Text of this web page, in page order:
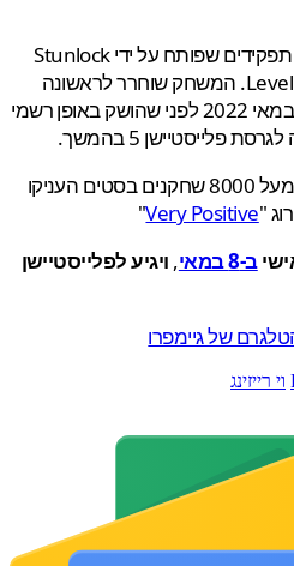
V Rising הוא משחק הישרדות תפקידים שפותח על ידי Stunlock
Studios ומופץ על ידי Level Infinite. המשחק שוחרר לראשונה
בגישה מוקדמת עבור המחשב במאי 2022 לפני שהושק באופן רשמי
5 בהמשך.
הביקורות למשחק היו מצוינות ומעל 8000 שחקנים בסטים העניקו
Very
"
במאי ,ויגיע לפלייסטיישן